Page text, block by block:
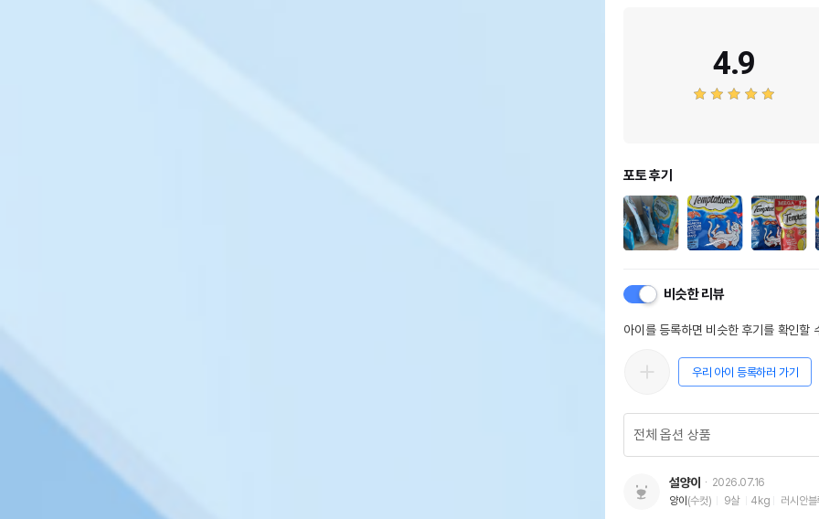
4.9
포토 후기
비슷한 리뷰
아이를 등록하면 비슷한 후기를 확인할
우리 아이 등록하러 가기
설양이
2026.07.16
양이 (수컷) 9살 4kg 러시안블